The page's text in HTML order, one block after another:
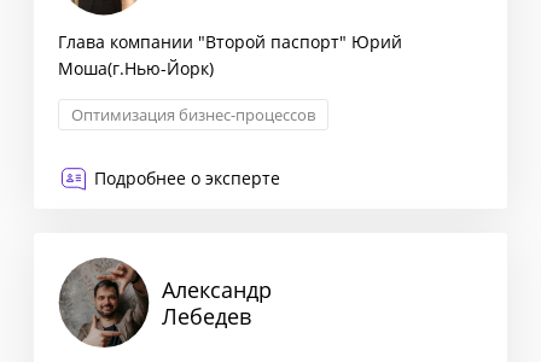
Глава компании "Второй паспорт" Юрий
Моша(г.Нью-Йорк)
Оптимизация бизнес-процессов
Подробнее о эксперте
Александр
Лебедев